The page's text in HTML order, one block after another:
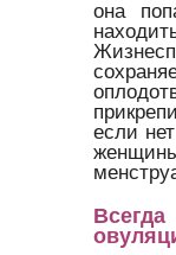
она
если